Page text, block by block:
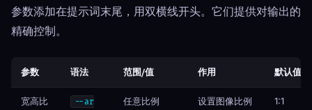
参数添加在提示词末尾，用双横线开头。它们提供对输出的
精确控制。
参数 语法 范围/值 作用 默认值
宽高比
--ar
任意比例 设置图像比例 1:1